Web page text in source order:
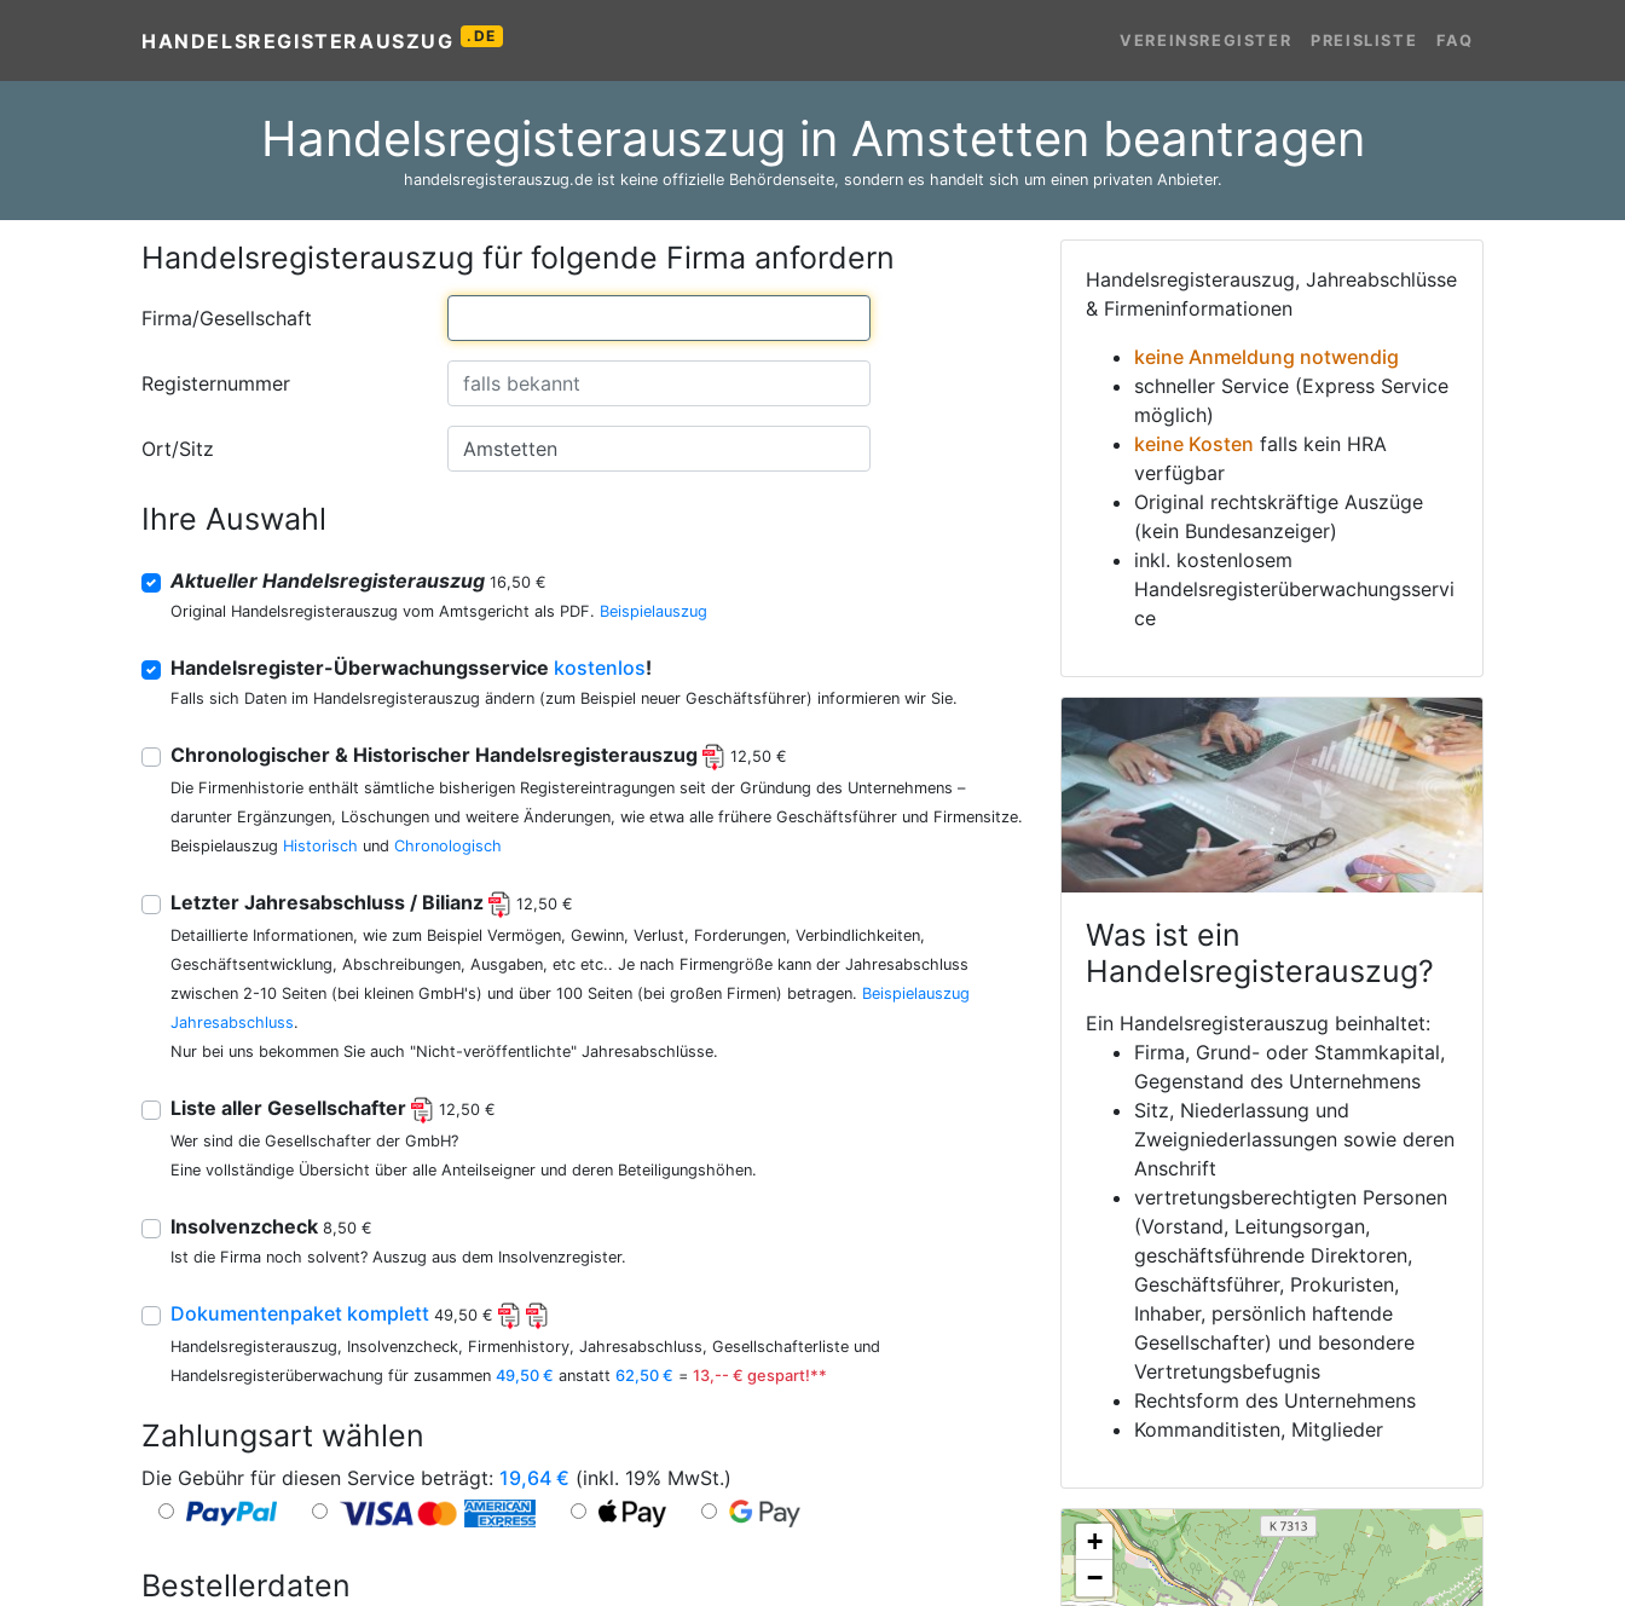
HANDELSREGISTERAUSZUG .DE VEREINSREGISTER PREISLISTE FAQ
Handelsregisterauszug in Amstetten beantragen
handelsregisterauszug.de ist keine offizielle Behördenseite, sondern es handelt sich um einen privaten Anbieter.
Handelsregisterauszug für folgende Firma anfordern
Firma/Gesellschaft
Registernummer
Ort/Sitz
Ihre Auswahl
Aktueller Handelsregisterauszug 16,50 €
Original Handelsregisterauszug vom Amtsgericht als PDF. Beispielauszug
Handelsregister-Überwachungsservice kostenlos!
Falls sich Daten im Handelsregisterauszug ändern (zum Beispiel neuer Geschäftsführer) informieren wir Sie.
Chronologischer & Historischer Handelsregisterauszug
12,50 €
Die Firmenhistorie enthält sämtliche bisherigen Registereintragungen seit der Gründung des Unternehmens –
darunter Ergänzungen, Löschungen und weitere Änderungen, wie etwa alle frühere Geschäftsführer und Firmensitze.
Beispielauszug Historisch und Chronologisch
Letzter Jahresabschluss / Bilianz
12,50 €
Detaillierte Informationen, wie zum Beispiel Vermögen, Gewinn, Verlust, Forderungen, Verbindlichkeiten,
Geschäftsentwicklung, Abschreibungen, Ausgaben, etc etc.. Je nach Firmengröße kann der Jahresabschluss
zwischen 2-10 Seiten (bei kleinen GmbH's) und über 100 Seiten (bei großen Firmen) betragen. Beispielauszug
Jahresabschluss.
Nur bei uns bekommen Sie auch "Nicht-veröffentlichte" Jahresabschlüsse.
Liste aller Gesellschafter
12,50 €
Wer sind die Gesellschafter der GmbH?
Eine vollständige Übersicht über alle Anteilseigner und deren Beteiligungshöhen.
Insolvenzcheck 8,50 €
Ist die Firma noch solvent? Auszug aus dem Insolvenzregister.
Dokumentenpaket komplett 49,50 €
Handelsregisterauszug, Insolvenzcheck, Firmenhistory, Jahresabschluss, Gesellschafterliste und
Handelsregisterüberwachung für zusammen 49,50 € anstatt 62,50 € = 13,-- € gespart!**
Zahlungsart wählen
Die Gebühr für diesen Service beträgt: 19,64 € (inkl. 19% MwSt.)
Bestellerdaten
Handelsregisterauszug, Jahreabschlüsse
& Firmeninformationen
keine Anmeldung notwendig
schneller Service (Express Service
möglich)
keine Kosten falls kein HRA
verfügbar
Original rechtskräftige Auszüge
(kein Bundesanzeiger)
inkl. kostenlosem
Handelsregisterüberwachungsservi
ce
Was ist ein
Handelsregisterauszug?
Ein Handelsregisterauszug beinhaltet:
Firma, Grund- oder Stammkapital,
Gegenstand des Unternehmens
Sitz, Niederlassung und
Zweigniederlassungen sowie deren
Anschrift
vertretungsberechtigten Personen
(Vorstand, Leitungsorgan,
geschäftsführende Direktoren,
Geschäftsführer, Prokuristen,
Inhaber, persönlich haftende
Gesellschafter) und besondere
Vertretungsbefugnis
Rechtsform des Unternehmens
Kommanditisten, Mitglieder
+
−